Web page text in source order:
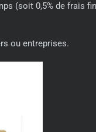
(soit 0,5% de frais
ou entreprises.